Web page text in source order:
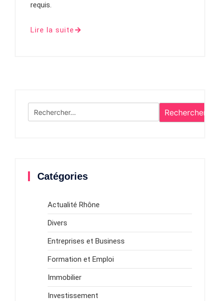
requis.
Lire la suite
Rechercher :
Catégories
Actualité Rhône
Divers
Entreprises et Business
Formation et Emploi
Immobilier
Investissement